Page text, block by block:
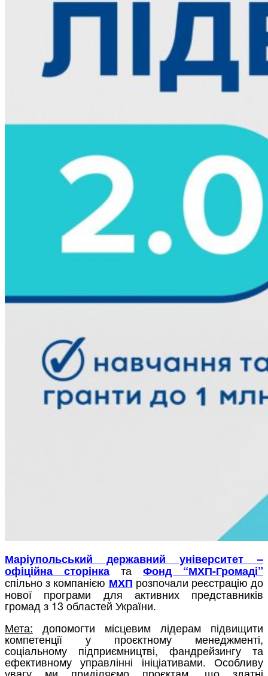
Маріупольський державний університет –
офіційна сторінката Фонд “МХП-Громаді”
спільно з компанією МХП розпочали реєстрацію до
нової програми для активних представників
громад з 13 областей України.
Мета: допомогти місцевим лідерам підвищити
компетенції у проєктному менеджменті,
соціальному підприємництві, фандрейзингу та
ефективному управлінні ініціативами. Особливу
увагу ми приділяємо проєктам, що здатні